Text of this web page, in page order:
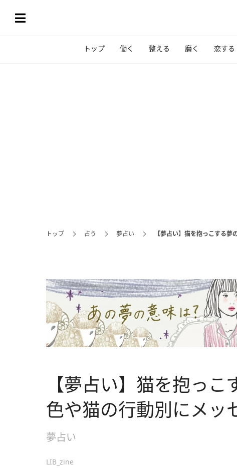
トップ 働く 整える 磨く 恋する
トップ 占う 夢占い 【夢占い】猫を抱っこする
【夢占い】猫を抱っ
色や猫の行動別にメッ
夢占い
LIB_zine